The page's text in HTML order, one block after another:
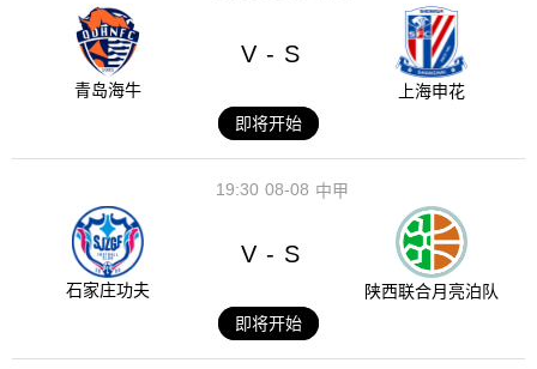
青岛海牛
V - S
上海申花
即将开始
08-08
19:30 中甲
石家庄功夫
V - S
陕西联合月亮泊队
即将开始